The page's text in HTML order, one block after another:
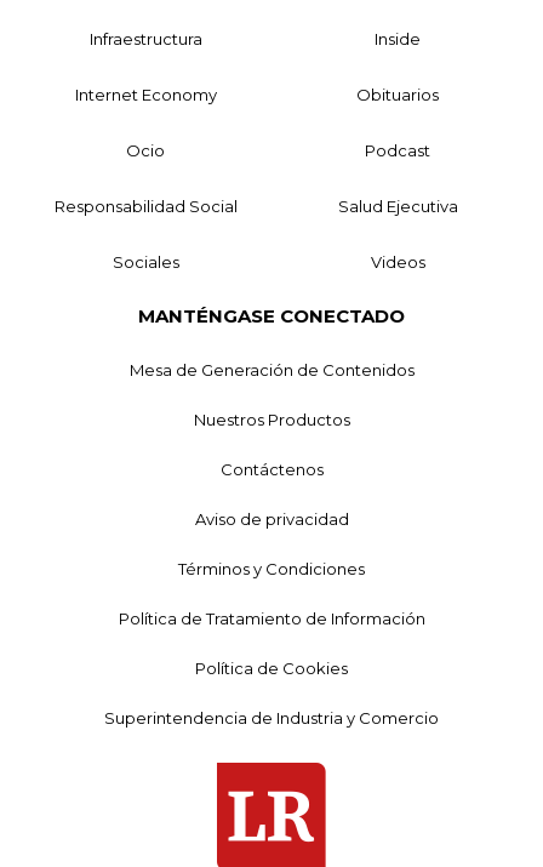
Infraestructura Inside
Internet Economy Obituarios
Ocio Podcast
Responsabilidad Social Salud Ejecutiva
Sociales Videos
MANTÉNGASE CONECTADO
Mesa de Generación de Contenidos
Nuestros Productos
Contáctenos
Aviso de privacidad
Términos y Condiciones
Política de Tratamiento de Información
Política de Cookies
Superintendencia de Industria y Comercio